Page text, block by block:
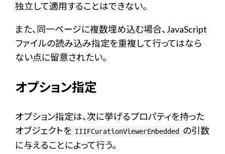
独立して適用することはできない。
また、同一ページに複数埋め込む場合、JavaScript
ファイルの読み込み指定を重複して行ってはなら
ない点に留意されたい。
オプション指定
オプション指定は、次に挙げるプロパティを持った
オブジェクトを IIIFCurationViewerEmbedded
の引数
に与えることによって行う。